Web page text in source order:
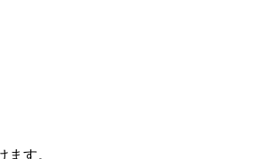
ます。